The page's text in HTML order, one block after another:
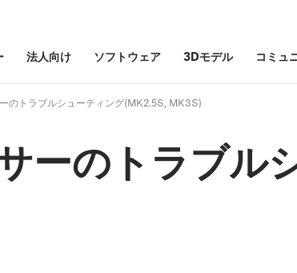
法人向け ソフトウェア 3Dモデル コミュ
のトラブルシューティング(MK2.5S, MK3S)
ーのトラブル